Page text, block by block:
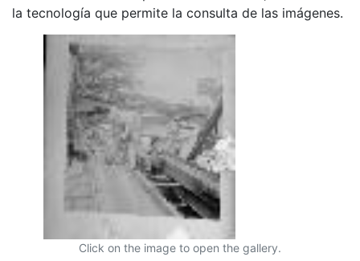
la tecnología que permite la consulta de las imágenes.
Click on the image to open the gallery.